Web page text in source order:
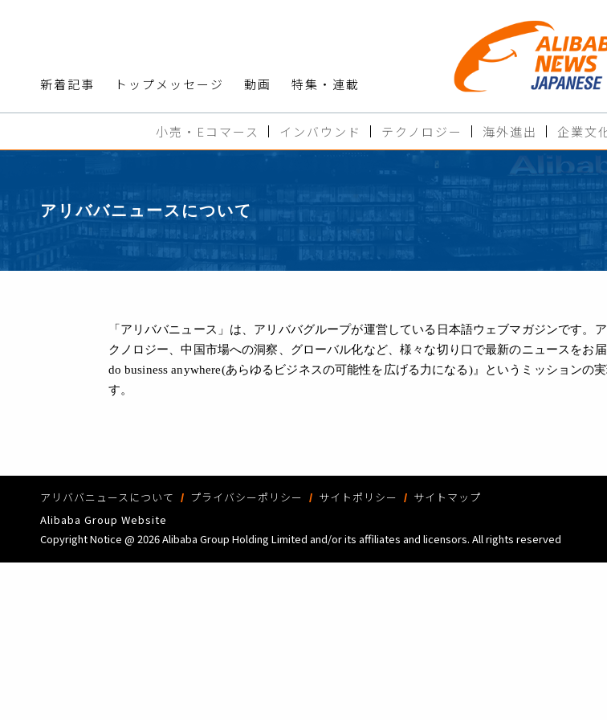
新着記事 トップメッセージ 動画 特集・連載
小売・Eコマース インバウンド テクノロジー 海外進出 企業文
アリババニュースについて
「アリババニュース」は、アリババグループが運営している日本語ウェブマガジンです
クノロジー、中国市場への洞察、グローバル化など、様々な切り口で最新のニュースをお
do business anywhere(あらゆるビジネスの可能性を広げる力になる)』というミッションの
す。
アリババニュースについて プライバシーポリシー サイトポリシー
サイトマップ
Alibaba Group Website
Copyright Notice @ 2026 Alibaba Group Holding Limited and/or its affiliates and licensors. All rights reserved